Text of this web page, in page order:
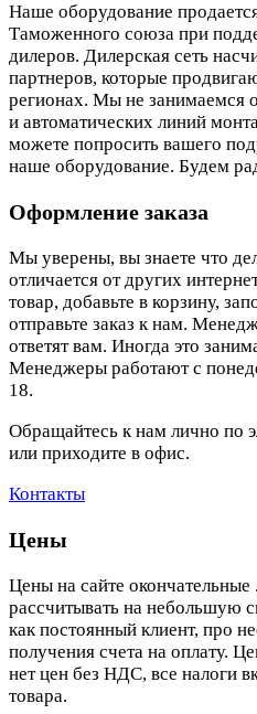
Наше оборудование
Таможенного союза при
дилеров. Дилерская сеть
партнеров, которые
регионах. Мы не занимаемся
и автоматических линий
можете попросить вашего
наше оборудование. Будем
Оформление заказа
Мы уверены, вы знаете что
отличается от других
товар, добавьте в корзину,
отправьте заказ к нам.
ответят вам. Иногда это
Менеджеры работают с
18.
Обращайтесь к нам лично по
или приходите в офис.
Контакты
Цены
Цены на сайте
рассчитывать на небольшую
как постоянный клиент, про
получения счета на оплату.
нет цен без НДС, все налоги
товара.